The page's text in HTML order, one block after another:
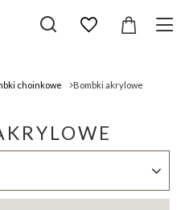
choinkowe Bombki akrylowe